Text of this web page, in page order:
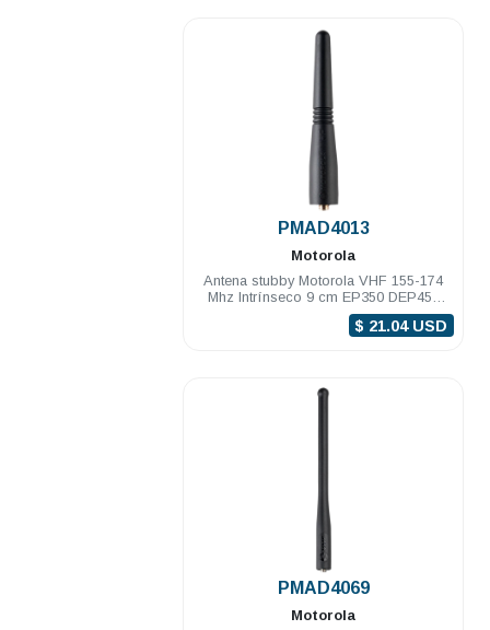
PMAD4013
Motorola
Antena stubby Motorola VHF 155-174
Mhz Intrínseco 9 cm EP350 DEP450
PRO5150/7150 PRO Elite
$ 21.04 USD
PMAD4069
Motorola